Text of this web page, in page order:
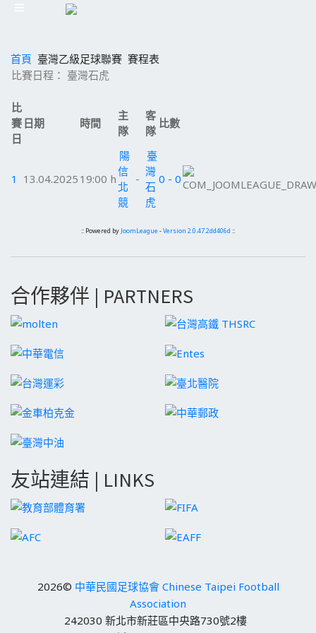
首頁 臺灣乙級足球聯賽 賽程表
比賽日程： 臺灣石虎
比
賽
日
日期 時間
主
隊
客
隊
比數
1 13.04.2025 19:00 h
陽
信
北
競
-
臺
灣
石
虎
0 - 0
:: Powered by JoomLeague -Version 2.0.47.2dd406d ::
合作夥伴 | PARTNERS
友站連結 | LINKS
2026© 中華民國足球協會 Chinese Taipei Football
Association
242030 新北市新莊區中央路730號2樓